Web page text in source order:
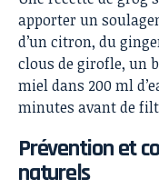
apporter un
d’un citron, du
clous de girofle, un
miel dans 200 ml
minutes avant de
Prévention et
naturels